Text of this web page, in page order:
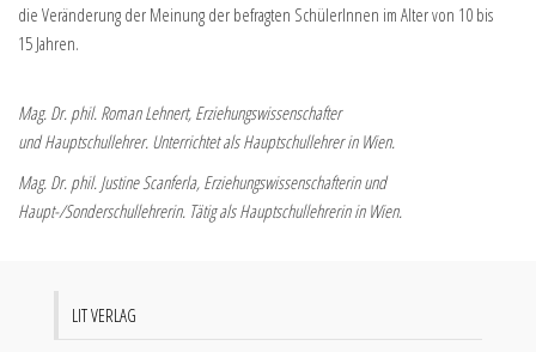
die Veränderung der Meinung der befragten SchülerInnen im Alter von 10 bis
15 Jahren.
Mag. Dr. phil. Roman Lehnert, Erziehungswissenschafter
und Hauptschullehrer. Unterrichtet als Hauptschullehrer in Wien.
Mag. Dr. phil. Justine Scanferla, Erziehungswissenschafterin und
Haupt-/Sonderschullehrerin. Tätig als Hauptschullehrerin in Wien.
LIT VERLAG